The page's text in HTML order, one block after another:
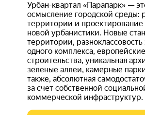
Урбан-квартал «Парапарк» —
осмысление городской среды:
территории и
новой урбанистики. Новые
территории,
одного комплекса,
строительства, уникальная
зеленые аллеи, камерные
также, абсолютная
за счет собственной
коммерческой инфраструктур.